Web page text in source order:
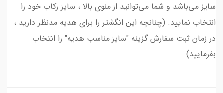
سایز می‌باشد و شما می‌توانید از منوی بالا ، سایز رکاب خود را
انتخاب نمایید. (چنانچه این انگشتر را برای هدیه مدنظر دارید ،
در زمان ثبت سفارش گزینه "سایز مناسب هدیه" را انتخاب
بفرمایید)